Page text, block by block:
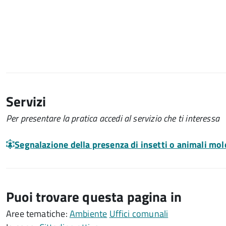
Servizi
Per presentare la pratica accedi al servizio che ti interessa
Segnalazione della presenza di insetti o animali
Puoi trovare questa pagina in
Aree tematiche:Ambiente Uffici comunali